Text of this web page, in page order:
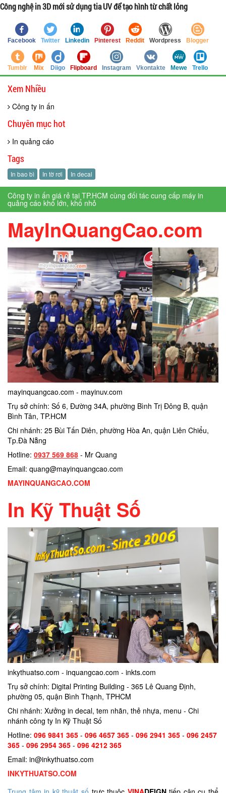
Công nghệ in 3D mới sử dụng tia UV để tạo hình từ chất lỏng
Facebook Twitter Linkedin Pinterest Reddit Wordpress Blogger
Tumblr Mix Diigo Flipboard Instagram Vkontakte Mewe Trello
Xem Nhiều
Công ty in ấn
Chuyên mục hot
In quảng cáo
Tags
In bao bì In tờ rơi In decal
Công ty in ấn giá rẻ tại TP.HCM cùng đối tác cung cấp máy in
quảng cáo khổ lớn, khổ nhỏ
MayInQuangCao.com
mayinquangcao.com - mayinuv.com
Trụ sở chính: Số 6, Đường 34A, phường Bình Trị Đông B, quận
Bình Tân, TP.HCM
Chi nhánh: 25 Bùi Tấn Diên, phường Hòa An, quận Liên Chiểu,
Tp.Đà Nẵng
Hotline: 0937 569 868 - Mr Quang
Email: quang@mayinquangcao.com
MAYINQUANGCAO.COM
In Kỹ Thuật Số
inkythuatso.com - inquangcao.com - inkts.com
Trụ sở chính: Digital Printing Building - 365 Lê Quang Định,
phường 05, quận Bình Thạnh, TPHCM
Chi nhánh: Xưởng in decal, tem nhãn, thẻ nhựa, menu - Chi
nhánh công ty In Kỹ Thuật Số
Hotline: 096 9841 365 - 096 4657 365 - 096 2941 365 - 096 2457
365 - 096 2954 365 - 096 4212 365
Email: in@inkythuatso.com
INKYTHUATSO.COM